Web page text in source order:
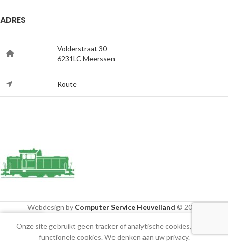
ADRES
Volderstraat 30
6231LC Meerssen
Route
Webdesign by Computer Service Heuvelland © 2020
Mijn account
Onze site gebruikt geen tracker of analytische cookies, alleen
functionele cookies. We denken aan uw privacy.